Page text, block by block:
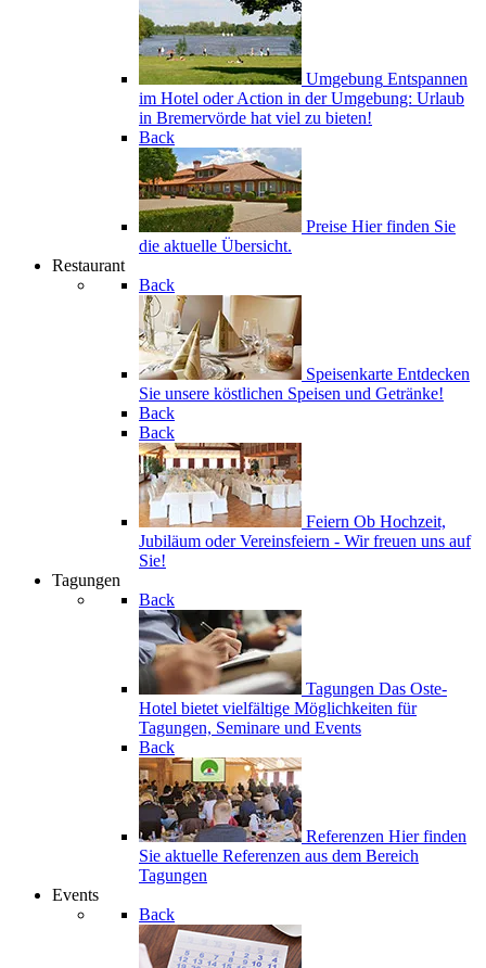
Umgebung Entspannen
im Hotel oder Action in der Umgebung: Urlaub
in Bremervörde hat viel zu bieten!
Back
Preise Hier finden Sie
die aktuelle Übersicht.
Restaurant
Back
Speisenkarte Entdecken
Sie unsere köstlichen Speisen und Getränke!
Back
Back
Feiern Ob Hochzeit,
Jubiläum oder Vereinsfeiern - Wir freuen uns auf
Sie!
Tagungen
Back
Tagungen Das Oste-
Hotel bietet vielfältige Möglichkeiten für
Tagungen, Seminare und Events
Back
Referenzen Hier finden
Sie aktuelle Referenzen aus dem Bereich
Tagungen
Events
Back